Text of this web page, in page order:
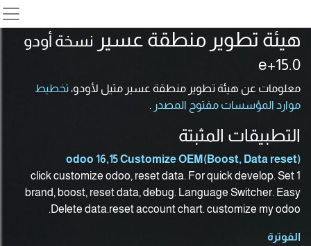
هيئة تطوير منطقة عسير نسخة أودو
15.0+e
معلومات عن هيئة تطوير منطقة عسير مثيل لأودو،تخطيط
موارد المؤسسات مفتوح المصدر .
التطبيقات المثبتة
odoo 16,15 Customize OEM(Boost, Data reset)
1 click customize odoo, reset data. For quick develop. Set
brand, boost, reset data, debug. Language Switcher. Easy
Delete data.reset account chart. customize my odoo.
الفوترة